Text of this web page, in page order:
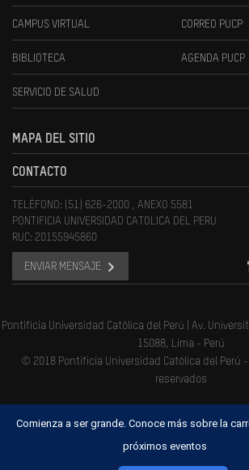
CAMPUS VIRTUAL CORREO PUCP
BIBLIOTECA AGENDA PUCP
SERVICIO DE SALUD
MAPA DEL SITIO
CONTACTO
TELÉFONO: (51) 626-2000 , ANEXO 5581
PONTIFICIA UNIVERSIDAD CATOLICA DEL PERU
RUC: 20155945860
ENVIAR MENSAJE
Pontificia Universidad Católica del Perú | Av.
15088, Lima - Perú
© 2018 Pontificia Universidad Católica del Perú
reservados
Comienza a ser grande. Conoce más sobre la
próximos eventos